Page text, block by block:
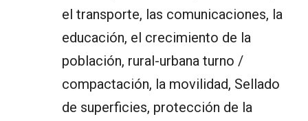
el transporte, las comunicaciones, la
educación, el crecimiento de la
población, rural-urbana turno /
compactación, la movilidad, Sellado
de superficies, protección de la